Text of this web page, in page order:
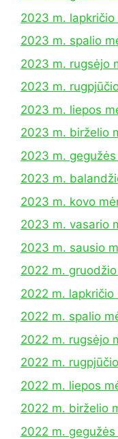
2023 m. lapkričio
2023 m. spalio
2023 m. rugsėjo
2023 m.
2023 m. liepos
2023 m. birželio
2023 m.
2023 m.
2023 m. kovo
2023 m. vasario
2023 m. sausio
2022 m.
2022 m. lapkričio
2022 m. spalio
2022 m. rugsėjo
2022 m.
2022 m. liepos
2022 m. birželio
2022 m. gegužės